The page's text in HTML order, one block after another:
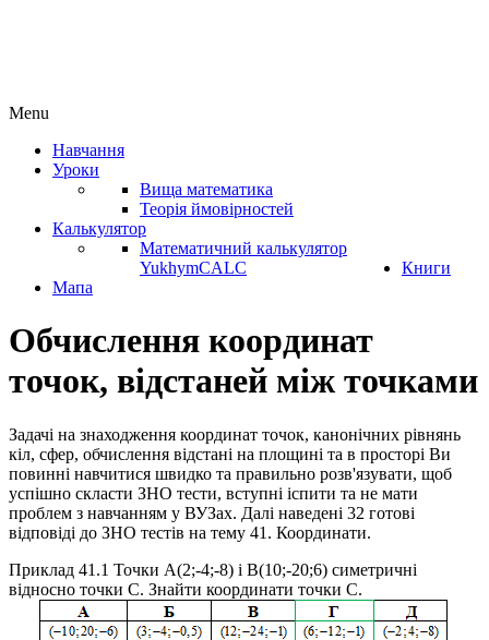
Menu
Навчання
Уроки
Вища математика
Теорія ймовірностей
Калькулятор
Математичний калькулятор
YukhymCALC
Книги
Мапа
Обчислення координат
точок, відстаней між точками
Задачі на знаходження координат точок, канонічних рівнянь
кіл, сфер, обчислення відстані на площині та в просторі Ви
повинні навчитися швидко та правильно розв'язувати, щоб
успішно скласти ЗНО тести, вступні іспити та не мати
проблем з навчанням у ВУЗах. Далі наведені 32 готові
відповіді до ЗНО тестів на тему 41. Координати.
Приклад 41.1 Точки A(2;-4;-8) і B(10;-20;6) симетричні
відносно точки C. Знайти координати точки C.